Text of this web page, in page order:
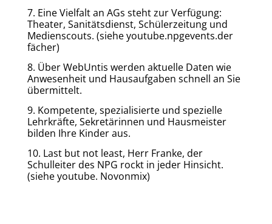
7. Eine Vielfalt an AGs steht zur Verfügung:
Theater, Sanitätsdienst, Schülerzeitung und
Medienscouts. (siehe youtube.npgevents.der
fächer)
8. Über WebUntis werden aktuelle Daten wie
Anwesenheit und Hausaufgaben schnell an Sie
übermittelt.
9. Kompetente, spezialisierte und spezielle
Lehrkräfte, Sekretärinnen und Hausmeister
bilden Ihre Kinder aus.
10. Last but not least, Herr Franke, der
Schulleiter des NPG rockt in jeder Hinsicht.
(siehe youtube. Novonmix)